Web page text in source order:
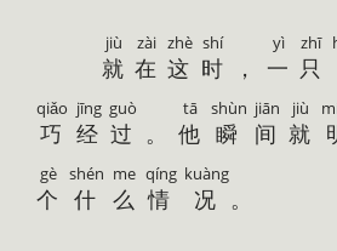
就
jiù
在
zài
这
zhè
时
shí
， 一
yì
只
zhī
巧
qiǎo
经
jīng
过
guò
。 他
tā
瞬
shùn
间
jiān
就
jiù
个
gè
什
shén
么
me
情
qíng
况
kuàng
。